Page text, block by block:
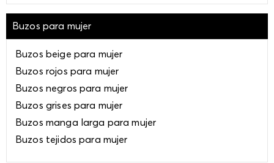
Buzos para mujer
Buzos beige para mujer
Buzos rojos para mujer
Buzos negros para mujer
Buzos grises para mujer
Buzos manga larga para mujer
Buzos tejidos para mujer